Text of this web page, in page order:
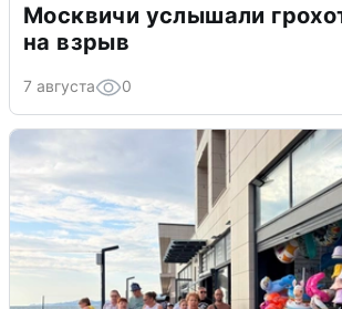
Москвичи услышали
на взрыв
7 августа 0